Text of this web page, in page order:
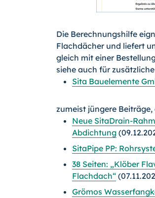
Die Berechnungshilfe
Flachdächer und liefert
gleich mit einer
siehe auch für
Sita Bauelemente
zumeist jüngere
Neue SitaDrain-
Abdichtung
SitaPipe PP:
38 Seiten: „Klöber
Flachdach“
Grömos